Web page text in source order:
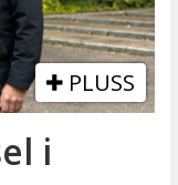
PLUSS
i